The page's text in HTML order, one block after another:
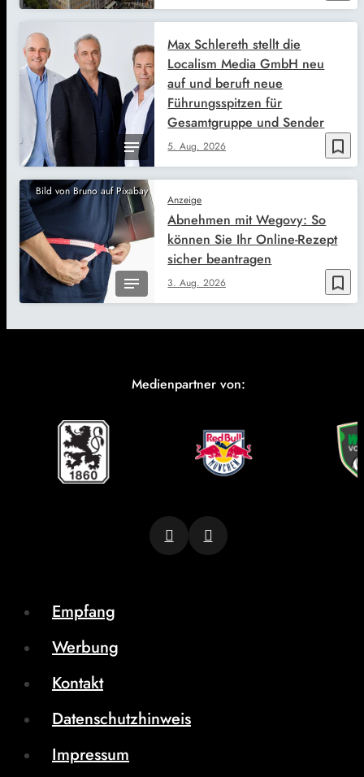
bookmark_border
5. Aug. 2026
Max Schlereth stellt die
Localism Media GmbH neu
auf und beruft neue
Führungsspitzen für
Gesamtgruppe und Sender
Bild von Bruno auf Pixabay
bookmark_border
Anzeige
3. Aug. 2026
Abnehmen mit Wegovy: So
können Sie Ihr Online-Rezept
sicher beantragen
Medienpartner von:
Empfang
Werbung
Kontakt
Datenschutzhinweis
Impressum